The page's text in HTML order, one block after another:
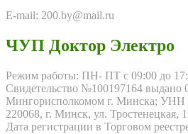
E-mail: 200.by@mail.ru
ЧУП Доктор Электро
Режим работы: ПН- ПТ с 09:00 до
Свидетельство №100197164 выдано
Мингорисполкомом г. Минска; УНН
220068, г. Минск, ул. Тростенецкая,
Дата регистрации в Торговом